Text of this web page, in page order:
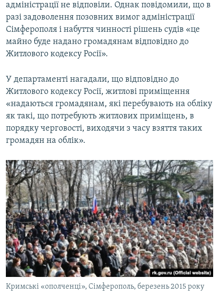
адміністрації не відповіли. Однак повідомили, що в
разі задоволення позовних вимог адміністрації
Сімферополя і набуття чинності рішень судів «це
майно буде надано громадянам відповідно до
Житлового кодексу Росії».
У департаменті нагадали, що відповідно до
Житлового кодексу Росії, житлові приміщення
«надаються громадянам, які перебувають на обліку
як такі, що потребують житлових приміщень, в
порядку черговості, виходячи з часу взяття таких
громадян на облік».
Кримські «ополченці», Сімферополь, березень 2015 року